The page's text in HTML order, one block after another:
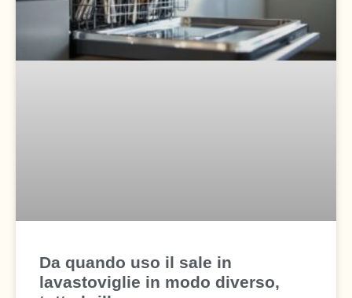
Da quando uso il sale in
lavastoviglie in modo diverso,